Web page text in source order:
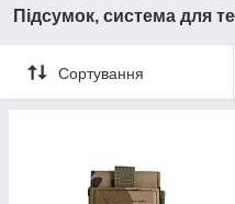
Підсумок, система для
Сортування